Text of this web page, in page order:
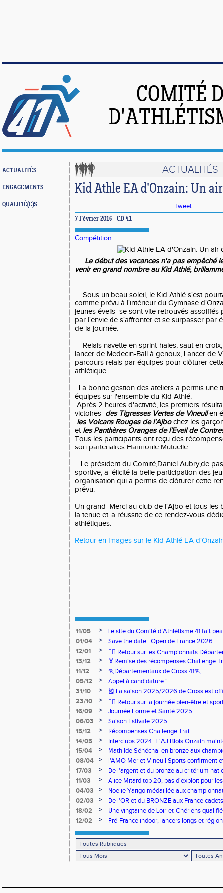
COMITÉ
ACTUALITÉS
ENGAGEMENTS
QUALIFIÉ(E)S
ACTUALITÉS
Kid Athle EA d'Onzain: Un
Tweet
7 Février 2016 - CD 41
Compétition
Le début des vacances n'a pas empêché
venir en grand nombre au Kid Athlé,
Sous un beau soleil, le Kid Athlé s'est
comme prévu à l'intérieur du Gymnase
jeunes éveils se sont vite retrouvés assoiffés
par l'envie de s'affronter et se surpasser par
de la journée:
Relais navette en sprint-haies, saut en
lancer de Medecin-Ball à genoux, Lancer de
parcours relais par équipes pour clôturer
athlétique.
La bonne gestion des ateliers a permis une
équipes sur l'ensemble du Kid Athlé.
Après 2 heures d'activité, les premiers
victoires des Tigresses Vertes de Vineuilen
les Volcans Rouges de l'Ajbochez les
et les Panthères Oranges de l'Eveil de
Tous les participants ont reçu des
son partenaires Harmonie Mutuelle.
Le président du Comité,Daniel Aubry,de
sportive, a félicité la belle participation des
organisation qui a permis de clôturer cette
prévu.
Un grand Merci au club de l'Ajbo et tous les
la tenue et la réussite de ce rendez-vous
athlétiques.
Retour en Images sur le Kid Athlé EA
11/05 >
Le site du Comité d’Athlétisme 41 fait
01/04
>
Save the date : Open de France 2026
12/01
>
🏃‍♂️ Retour sur les Championnats
13/12
>
🏅Remise des récompenses Challenge
11/12
>
🏃Départementaux de Cross 41🏃
05/12
>
Appel à candidature !
31/10
>
🎽 La saison 2025/2026 de Cross est
23/10
>
🧘‍♀️ Retour sur la journée bien-être et
16/09
>
Journée Forme et Santé 2025
06/03
>
Saison Estivale 2025
15/12
>
Récompenses Challenge Trail
14/05
>
Interclubs 2024 : L'AJ Blois Onzain
Romorantin en N2B
15/04 >
Mathilde Sénéchal en bronze aux
08/04
>
l'AMO Mer et Vineuil Sports confirment
benjamins
17/03 >
De l'argent et du bronze au critérium
11/03
>
Alice Mitard top 20, pas d'exploit pour
04/03
>
Noelie Yarigo médaillée aux
02/03
>
De l'OR et du BRONZE aux France
18/02
>
Une vingtaine de Loir-et-Chériens
12/02
> Pré-France indoor, lancers longs et